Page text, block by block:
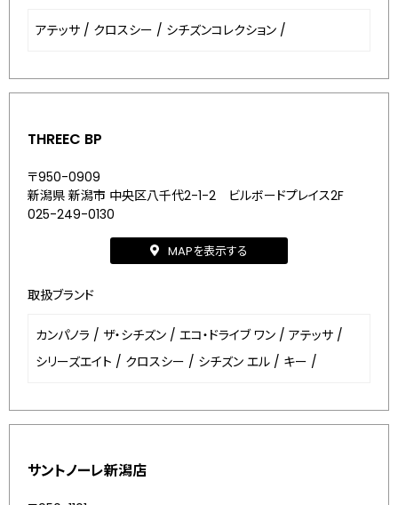
アテッサ / クロスシー / シチズンコレクション /
THREEC BP
〒950-0909
新潟県 新潟市 中央区八千代2-1-2 ビルボードプレイス2F
025-249-0130
MAPを表示する
取扱ブランド
カンパノラ / ザ・シチズン / エコ・ドライブ ワン / アテッサ /
シリーズエイト / クロスシー / シチズン エル / キー /
サントノーレ新潟店